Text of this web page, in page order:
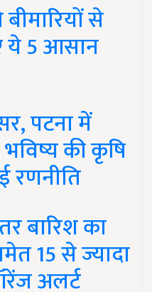
से
ये 5 आसान
पटना में
की कृषि
रणनीति
बारिश का
15 से ज्यादा
अलर्ट